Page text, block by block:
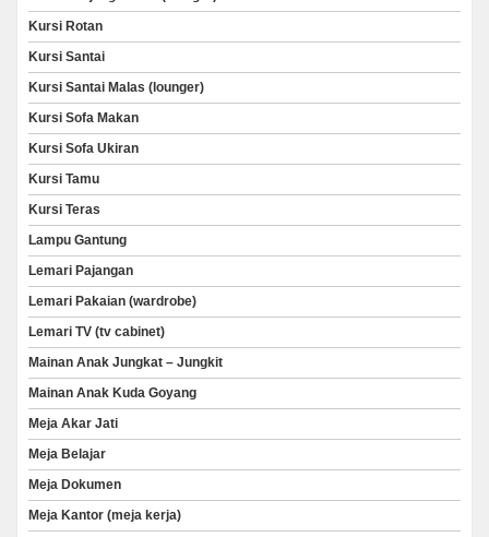
Kursi Rotan
Kursi Santai
Kursi Santai Malas (lounger)
Kursi Sofa Makan
Kursi Sofa Ukiran
Kursi Tamu
Kursi Teras
Lampu Gantung
Lemari Pajangan
Lemari Pakaian (wardrobe)
Lemari TV (tv cabinet)
Mainan Anak Jungkat – Jungkit
Mainan Anak Kuda Goyang
Meja Akar Jati
Meja Belajar
Meja Dokumen
Meja Kantor (meja kerja)